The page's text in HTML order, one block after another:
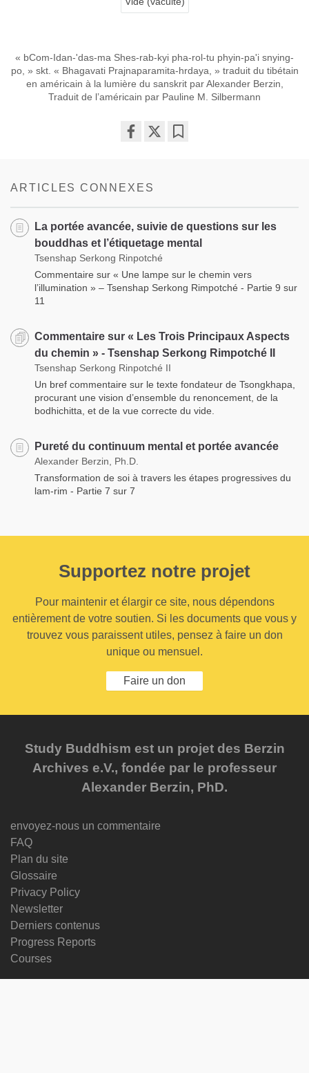
« bCom-Idan-'das-ma Shes-rab-kyi pha-rol-tu phyin-pa'i snying-
po, » skt. « Bhagavati Prajnaparamita-hrdaya, » traduit du tibétain
en américain à la lumière du sanskrit par Alexander Berzin,
Traduit de l’américain par Pauline M. Silbermann
ARTICLES CONNEXES
La portée avancée, suivie de questions sur les
bouddhas et l’étiquetage mental
Tsenshap Serkong Rinpotché
Commentaire sur « Une lampe sur le chemin vers
l’illumination » – Tsenshap Serkong Rimpotché - Partie 9 sur
11
Commentaire sur « Les Trois Principaux Aspects
du chemin » - Tsenshap Serkong Rimpotché II
Tsenshap Serkong Rinpotché II
Un bref commentaire sur le texte fondateur de Tsongkhapa,
procurant une vision d’ensemble du renoncement, de la
bodhichitta, et de la vue correcte du vide.
Pureté du continuum mental et portée avancée
Alexander Berzin, Ph.D.
Transformation de soi à travers les étapes progressives du
lam-rim - Partie 7 sur 7
Supportez notre projet
Pour maintenir et élargir ce site, nous dépendons
entièrement de votre soutien. Si les documents que vous y
trouvez vous paraissent utiles, pensez à faire un don
unique ou mensuel.
Faire un don
Study Buddhism est un projet des Berzin
Archives e.V., fondée par le professeur
Alexander Berzin, PhD.
envoyez-nous un commentaire
FAQ
Plan du site
Glossaire
Privacy Policy
Newsletter
Derniers contenus
Progress Reports
Courses